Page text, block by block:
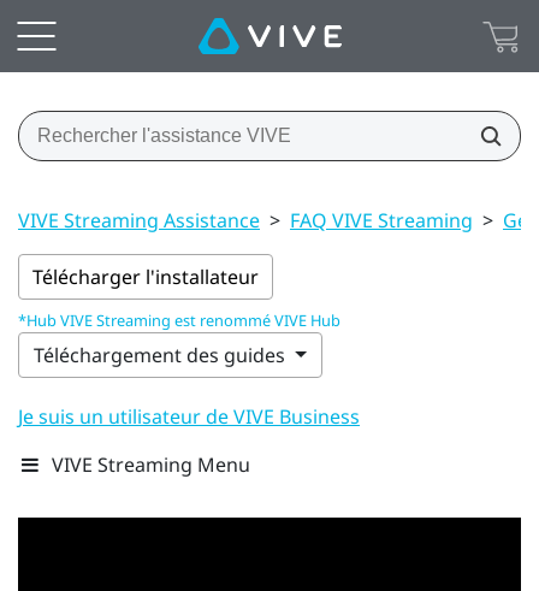
VIVE Streaming Assistance > FAQ VIVE Streaming >
Télécharger l'installateur
*Hub VIVE Streaming est renommé VIVE Hub
Téléchargement des guides
Je suis un utilisateur de VIVE Business
VIVE Streaming Menu